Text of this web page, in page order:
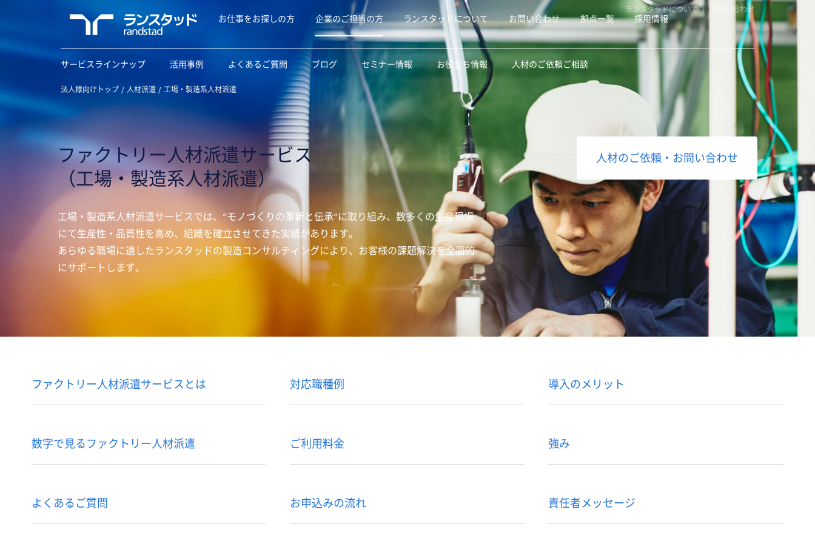
お仕事をお探しの方 企業のご担当の方 ランスタッドについて お問い合わせ 拠点一覧 採用情報
ランスタッドについて お問い合わせ
サービスラインナップ 活用事例 よくあるご質問 ブログ セミナー情報 お役立ち情報 人材のご依頼ご相談
法人様向けトップ 人材派遣 工場・製造系人材派遣
ファクトリー人材派遣サービス
（工場・製造系人材派遣）
工場・製造系人材派遣サービスでは、”モノづくりの革新と伝承”に取り組み、数多くの生産現場
にて生産性・品質性を高め、組織を確立させてきた実績があります。
あらゆる職場に適したランスタッドの製造コンサルティングにより、お客様の課題解決を全面的
にサポートします。
人材のご依頼・お問い合わせ
ファクトリー人材派遣サービスとは 対応職種例 導入のメリット
数字で見るファクトリー人材派遣 ご利用料金 強み
よくあるご質問 お申込みの流れ 責任者メッセージ